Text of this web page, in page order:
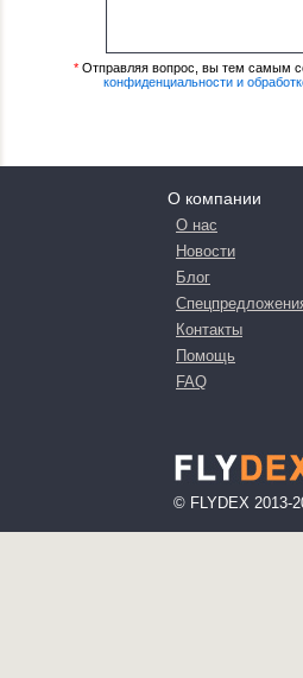
* Отправляя вопрос, вы тем самым
конфиденциальности и
О компании
О нас
Новости
Блог
Контакты
Помощь
FAQ
© FLYDEX 2013-